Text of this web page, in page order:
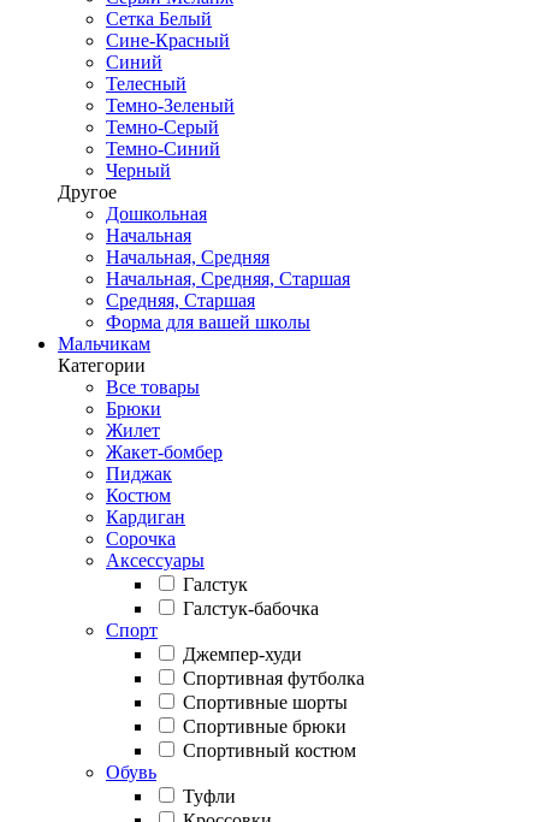
Сетка Белый
Сине-Красный
Синий
Телесный
Темно-Зеленый
Темно-Серый
Темно-Синий
Черный
Другое
Дошкольная
Начальная
Начальная, Средняя
Начальная, Средняя, Старшая
Средняя, Старшая
Форма для вашей школы
Мальчикам
Категории
Все товары
Брюки
Жилет
Жакет-бомбер
Пиджак
Костюм
Кардиган
Сорочка
Аксессуары
Галстук
Галстук-бабочка
Спорт
Джемпер-худи
Спортивная футболка
Спортивные шорты
Спортивные брюки
Спортивный костюм
Обувь
Туфли